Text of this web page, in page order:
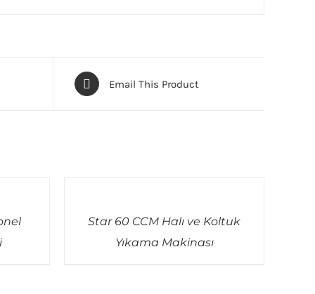
Email This Product
Star 60 CCM Halı ve Koltuk
Yıkama Makinası